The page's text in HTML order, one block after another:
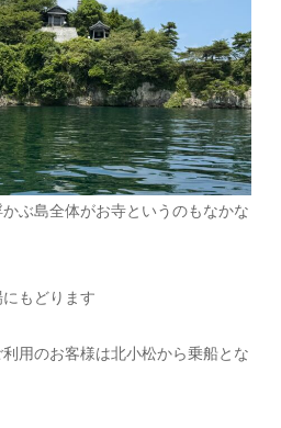
ぶ島全体がお寺というのもなかな
もどります
用のお客様は北小松から乗船とな